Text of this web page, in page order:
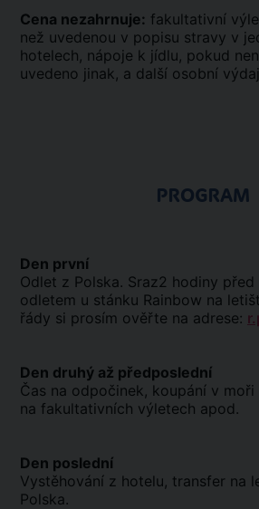
Cena nezahrnuje: fakultativní
než uvedenou v popisu stravy v
hotelech, nápoje k jídlu, pokud
uvedeno jinak, a další osobní
PROGRAM
Den první
Odlet z Polska. Sraz2 hodiny před
odletem u stánku Rainbow na
řády si prosím ověřte na adrese:
Den druhý až předposlední
Čas na odpočinek, koupání v
na fakultativních výletech apod.
Den poslední
Vystěhování z hotelu, transfer na
Polska.